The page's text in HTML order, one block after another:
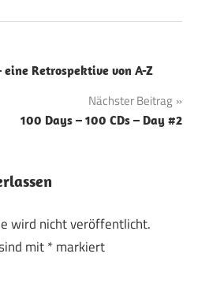
eine Retrospektive von A-Z
Nächster Beitrag
100 Days – 100 CDs – Day #2
wird nicht veröffentlicht.
mit*markiert